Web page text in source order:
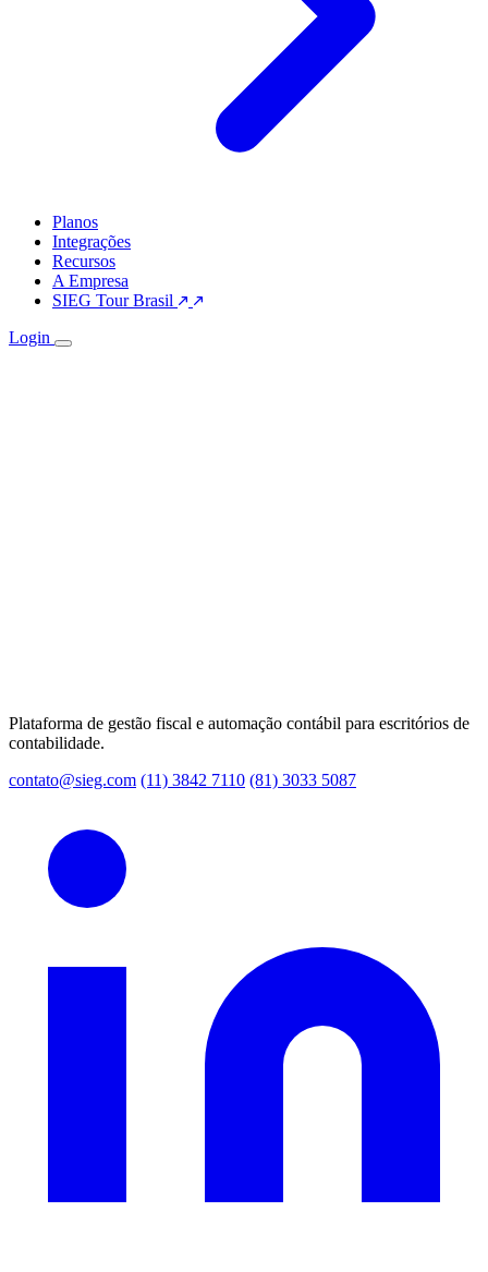
Planos
Integrações
Recursos
A Empresa
SIEG Tour Brasil
Login
Plataforma de gestão fiscal e automação contábil para escritórios de
contabilidade.
contato@sieg.com (11) 3842 7110 (81) 3033 5087